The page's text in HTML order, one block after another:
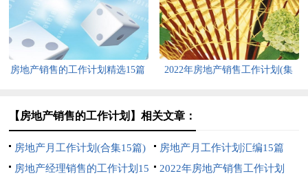
房地产销售的工作计划精选15篇
2022年房地产销售工作计划(集
【房地产销售的工作计划】相关文章：
房地产月工作计划(合集15篇)
房地产月工作计划汇编15篇
房地产经理销售的工作计划15
2022年房地产销售工作计划